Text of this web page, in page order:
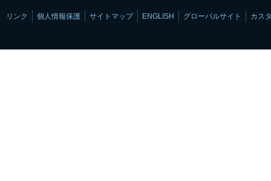
リンク 個人情報保護 サイトマップ ENGLISH グローバルサイト カス